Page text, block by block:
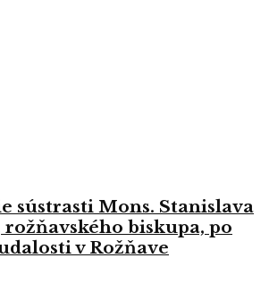
sústrasti Mons. Stanislava
biskupa, po
v Rožňave